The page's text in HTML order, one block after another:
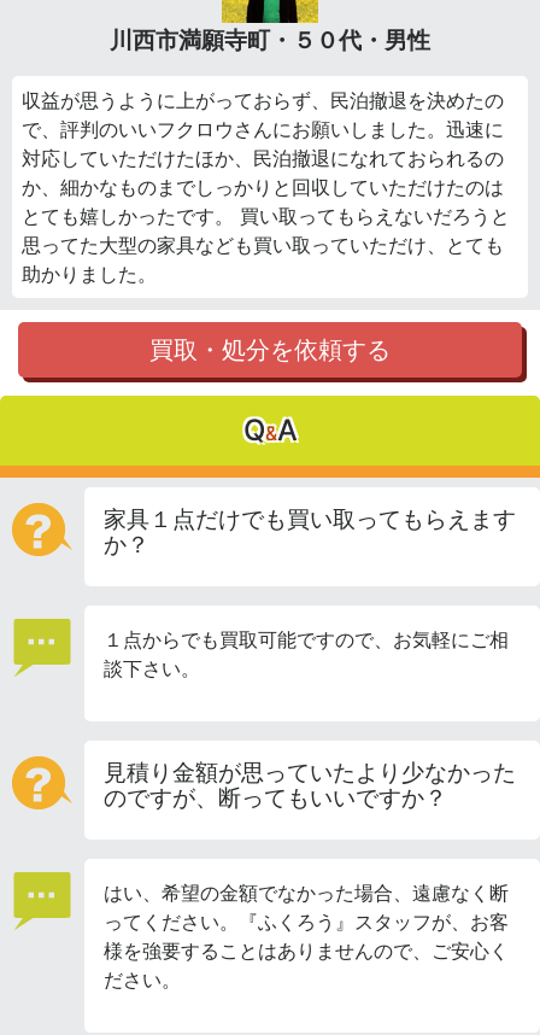
川西市満願寺町・５０代・男性
収益が思うように上がっておらず、民泊撤退を決めたの
で、評判のいいフクロウさんにお願いしました。迅速に
対応していただけたほか、民泊撤退になれておられるの
か、細かなものまでしっかりと回収していただけたのは
とても嬉しかったです。 買い取ってもらえないだろうと
思ってた大型の家具なども買い取っていただけ、とても
助かりました。
買取・処分を依頼する
Q&A
家具１点だけでも買い取ってもらえます
か？
１点からでも買取可能ですので、お気軽にご相
談下さい。
見積り金額が思っていたより少なかった
のですが、断ってもいいですか？
はい、希望の金額でなかった場合、遠慮なく断
ってください。『ふくろう』スタッフが、お客
様を強要することはありませんので、ご安心く
ださい。